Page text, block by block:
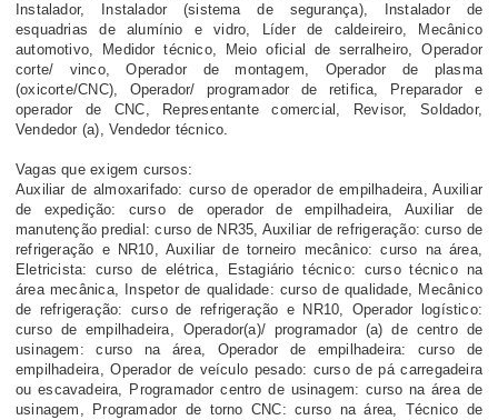
Instalador, Instalador (sistema de segurança), Instalador de
esquadrias de alumínio e vidro, Líder de caldeireiro, Mecânico
automotivo, Medidor técnico, Meio oficial de serralheiro, Operador
corte/ vinco, Operador de montagem, Operador de plasma
(oxicorte/CNC), Operador/ programador de retifica, Preparador e
operador de CNC, Representante comercial, Revisor, Soldador,
Vendedor (a), Vendedor técnico.
Vagas que exigem cursos:
Auxiliar de almoxarifado: curso de operador de empilhadeira, Auxiliar
de expedição: curso de operador de empilhadeira, Auxiliar de
manutenção predial: curso de NR35, Auxiliar de refrigeração: curso de
refrigeração e NR10, Auxiliar de torneiro mecânico: curso na área,
Eletricista: curso de elétrica, Estagiário técnico: curso técnico na
área mecânica, Inspetor de qualidade: curso de qualidade, Mecânico
de refrigeração: curso de refrigeração e NR10, Operador logístico:
curso de empilhadeira, Operador(a)/ programador (a) de centro de
usinagem: curso na área, Operador de empilhadeira: curso de
empilhadeira, Operador de veículo pesado: curso de pá carregadeira
ou escavadeira, Programador centro de usinagem: curso na área de
usinagem, Programador de torno CNC: curso na área, Técnico de